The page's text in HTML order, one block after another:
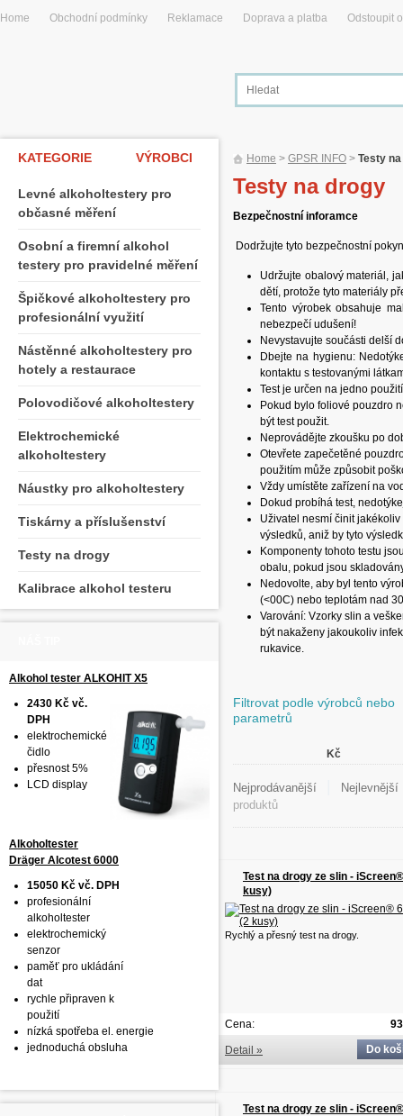
Home Obchodní podmínky Reklamace Doprava a platba Odstoupit
Home > GPSR INFO > Testy
Testy na drogy
Bezpečnostní inforamce
Dodržujte tyto bezpečnostní
Udržujte obalový materiál,
dětí, protože tyto materiály
Tento výrobek obsahuje
nebezpečí udušení!
Nevystavujte součásti delší
Dbejte na hygienu:
kontaktu s testovanými
Test je určen na jedno
Pokud bylo foliové pouzdro
být test použit.
Neprovádějte zkoušku po
Otevřete zapečetěné
použitím může způsobit
Vždy umístěte zařízení na
Dokud probíhá test,
Uživatel nesmí činit
výsledků, aniž by tyto
Komponenty tohoto testu
obalu, pokud jsou
Nedovolte, aby byl tento
(<00C) nebo teplotám nad
Varování: Vzorky slin a
být nakaženy jakoukoliv
rukavice.
Filtrovat podle výrobců nebo
parametrů
Kč
Nejprodávanější
Nejlevnější
produktů
Test na drogy ze slin -
kusy)
Rychlý a přesný test na drogy.
Cena:
Do
Detail »
Test na drogy ze slin -
KATEGORIE VÝROBCI
Levné alkoholtestery pro
občasné měření
Osobní a firemní alkohol
testery pro pravidelné měření
Špičkové alkoholtestery pro
profesionální využití
Nástěnné alkoholtestery pro
hotely a restaurace
Polovodičové alkoholtestery
Elektrochemické
alkoholtestery
Náustky pro alkoholtestery
Tiskárny a příslušenství
Testy na drogy
Kalibrace alkohol testeru
Alkohol tester ALKOHIT X5
2430 Kč vč.
DPH
elektrochemické
čidlo
přesnost 5%
LCD display
Alkoholtester
Dräger Alcotest 6000
15050 Kč vč. DPH
profesionální
alkoholtester
elektrochemický
senzor
paměť pro ukládání
dat
rychle připraven k
použití
nízká spotřeba el. energie
jednoduchá obsluha